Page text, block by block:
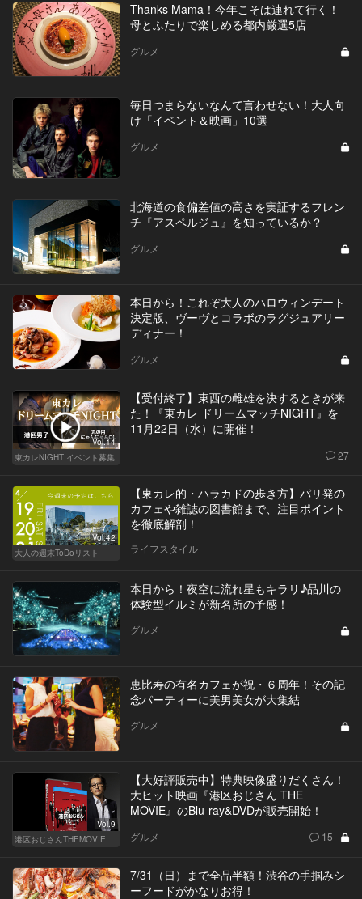
Thanks Mama！今年こそは連れて行く！
母とふたりで楽しめる都内厳選5店
グルメ
毎日つまらないなんて言わせない！大人向
け「イベント＆映画」10選
グルメ
北海道の食偏差値の高さを実証するフレン
チ『アスペルジュ』を知っているか？
グルメ
本日から！これぞ大人のハロウィンデート
決定版、ヴーヴとコラボのラグジュアリー
ディナー！
グルメ
Vol.14
東カレNIGHT イベント募集
【受付終了】東西の雌雄を決するときが来
た！『東カレ ドリームマッチNIGHT』を
11月22日（水）に開催！
27
Vol.42
大人の週末ToDoリスト
【東カレ的・ハラカドの歩き方】パリ発の
カフェや雑誌の図書館まで、注目ポイント
を徹底解剖！
ライフスタイル
本日から！夜空に流れ星もキラリ♪品川の
体験型イルミが新名所の予感！
グルメ
恵比寿の有名カフェが祝・６周年！その記
念パーティーに美男美女が大集結
グルメ
Vol.9
港区おじさんTHEMOVIE
【大好評販売中】特典映像盛りだくさん！
大ヒット映画『港区おじさん THE
MOVIE』のBlu-ray&DVDが販売開始！
グルメ 15
7/31（日）まで全品半額！渋谷の手掴みシ
ーフードがかなりお得！